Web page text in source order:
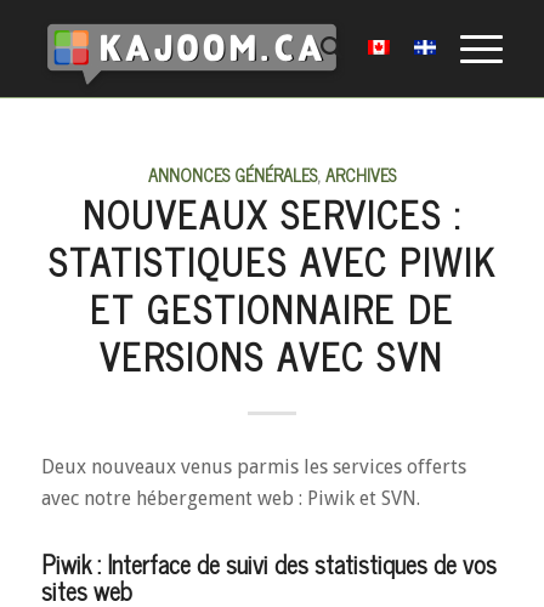
ANNONCES GÉNÉRALES,ARCHIVES
NOUVEAUX SERVICES :
STATISTIQUES AVEC PIWIK
ET GESTIONNAIRE DE
VERSIONS AVEC SVN
Deux nouveaux venus parmis les services offerts
avec notre hébergement web : Piwik et SVN.
Piwik : Interface de suivi des statistiques de vos
sites web